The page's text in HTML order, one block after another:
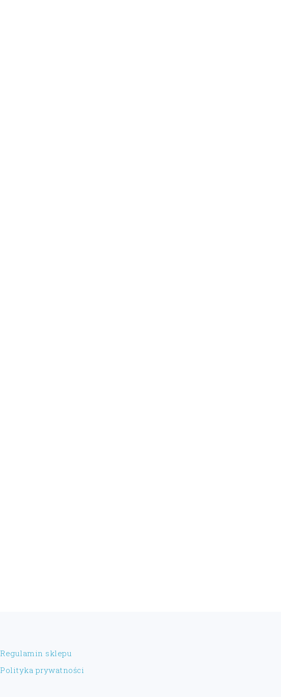
Regulamin sklepu
Polityka prywatności